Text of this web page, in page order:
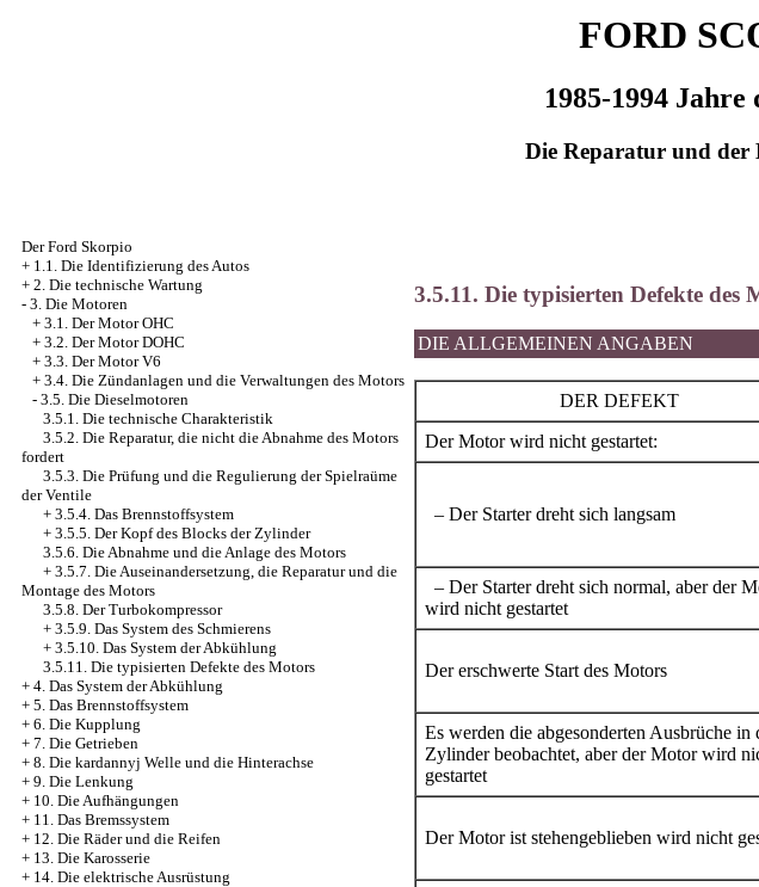
FORD
1985-1994 Jahre
Die Reparatur und der
Der Ford Skorpio
+ 1.1. Die Identifizierung des Autos
+ 2. Die technische Wartung
- 3. Die Motoren
+ 3.1. Der Motor OHC
+ 3.2. Der Motor DOHC
+ 3.3. Der Motor V6
+ 3.4. Die Zündanlagen und die Verwaltungen des Motors
- 3.5. Die Dieselmotoren
3.5.1. Die technische Charakteristik
3.5.2. Die Reparatur, die nicht die Abnahme des Motors
fordert
3.5.3. Die Prüfung und die Regulierung der Spielraüme
der Ventile
+ 3.5.4. Das Brennstoffsystem
+ 3.5.5. Der Kopf des Blocks der Zylinder
3.5.6. Die Abnahme und die Anlage des Motors
+ 3.5.7. Die Auseinandersetzung, die Reparatur und die
Montage des Motors
3.5.8. Der Turbokompressor
+ 3.5.9. Das System des Schmierens
+ 3.5.10. Das System der Abkühlung
3.5.11. Die typisierten Defekte des Motors
+ 4. Das System der Abkühlung
+ 5. Das Brennstoffsystem
+ 6. Die Kupplung
+ 7. Die Getrieben
+ 8. Die kardannyj Welle und die Hinterachse
+ 9. Die Lenkung
+ 10. Die Aufhängungen
+ 11. Das Bremssystem
+ 12. Die Räder und die Reifen
+ 13. Die Karosserie
+ 14. Die elektrische Ausrüstung
3.5.11. Die typisierten Defekte des
DIE ALLGEMEINEN ANGABEN
DER DEFEKT
Der Motor wird nicht gestartet:
– Der Starter dreht sich langsam
– Der Starter dreht sich normal, aber der
wird nicht gestartet
Der erschwerte Start des Motors
Es werden die abgesonderten Ausbrüche in
Zylinder beobachtet, aber der Motor wird
gestartet
Der Motor ist stehengeblieben wird nicht